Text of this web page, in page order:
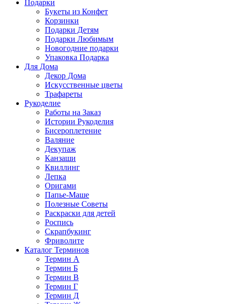
Подарки
Букеты из Конфет
Корзинки
Подарки Детям
Подарки Любимым
Новогодние подарки
Упаковка Подарка
Для Дома
Декор Дома
Искусственные цветы
Трафареты
Рукоделие
Работы на Заказ
Истории Рукоделия
Бисероплетение
Валяние
Декупаж
Канзаши
Квиллинг
Лепка
Оригами
Папье-Маше
Полезные Советы
Раскраски для детей
Роспись
Скрапбукинг
Фриволите
Каталог Терминов
Термин А
Термин Б
Термин В
Термин Г
Термин Д